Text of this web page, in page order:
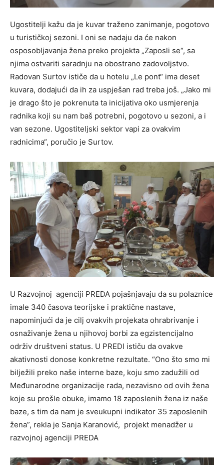
Ugostitelji kažu da je kuvar traženo zanimanje, pogotovo
u turističkoj sezoni. I oni se nadaju da će nakon
osposobljavanja žena preko projekta „Zaposli se“, sa
njima ostvariti saradnju na obostrano zadovoljstvo.
Radovan Surtov ističe da u hotelu „Le pont“ ima deset
kuvara, dodajući da ih za uspješan rad treba još. „Jako mi
je drago što je pokrenuta ta inicijativa oko usmjerenja
radnika koji su nam baš potrebni, pogotovo u sezoni, a i
van sezone. Ugostiteljski sektor vapi za ovakvim
radnicima“, poručio je Surtov.
U Razvojnoj agenciji PREDA pojašnjavaju da su polaznice
imale 340 časova teorijske i praktične nastave,
napominjući da je cilj ovakvih projekata ohrabrivanje i
osnaživanje žena u njihovoj borbi za egzistencijalno
održiv društveni status. U PREDI ističu da ovakve
akativnosti donose konkretne rezultate. “Ono što smo mi
bilježili preko naše interne baze, koju smo zadužili od
Međunarodne organizacije rada, nezavisno od ovih žena
koje su prošle obuke, imamo 18 zaposlenih žena iz naše
baze, s tim da nam je sveukupni indikator 35 zaposlenih
žena”, rekla je Sanja Karanović, projekt menadžer u
razvojnoj agenciji PREDA